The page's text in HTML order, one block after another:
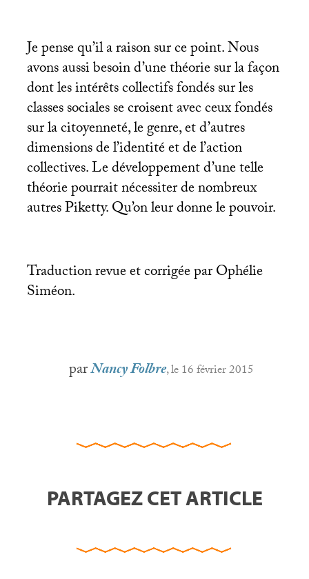
Je pense qu’il a raison sur ce point. Nous
avons aussi besoin d’une théorie sur la façon
dont les intérêts collectifs fondés sur les
classes sociales se croisent avec ceux fondés
sur la citoyenneté, le genre, et d’autres
dimensions de l’identité et de l’action
collectives. Le développement d’une telle
théorie pourrait nécessiter de nombreux
autres Piketty. Qu’on leur donne le pouvoir.
Traduction revue et corrigée par Ophélie
Siméon.
parNancy Folbre, le 16 février 2015
PARTAGEZ CET ARTICLE